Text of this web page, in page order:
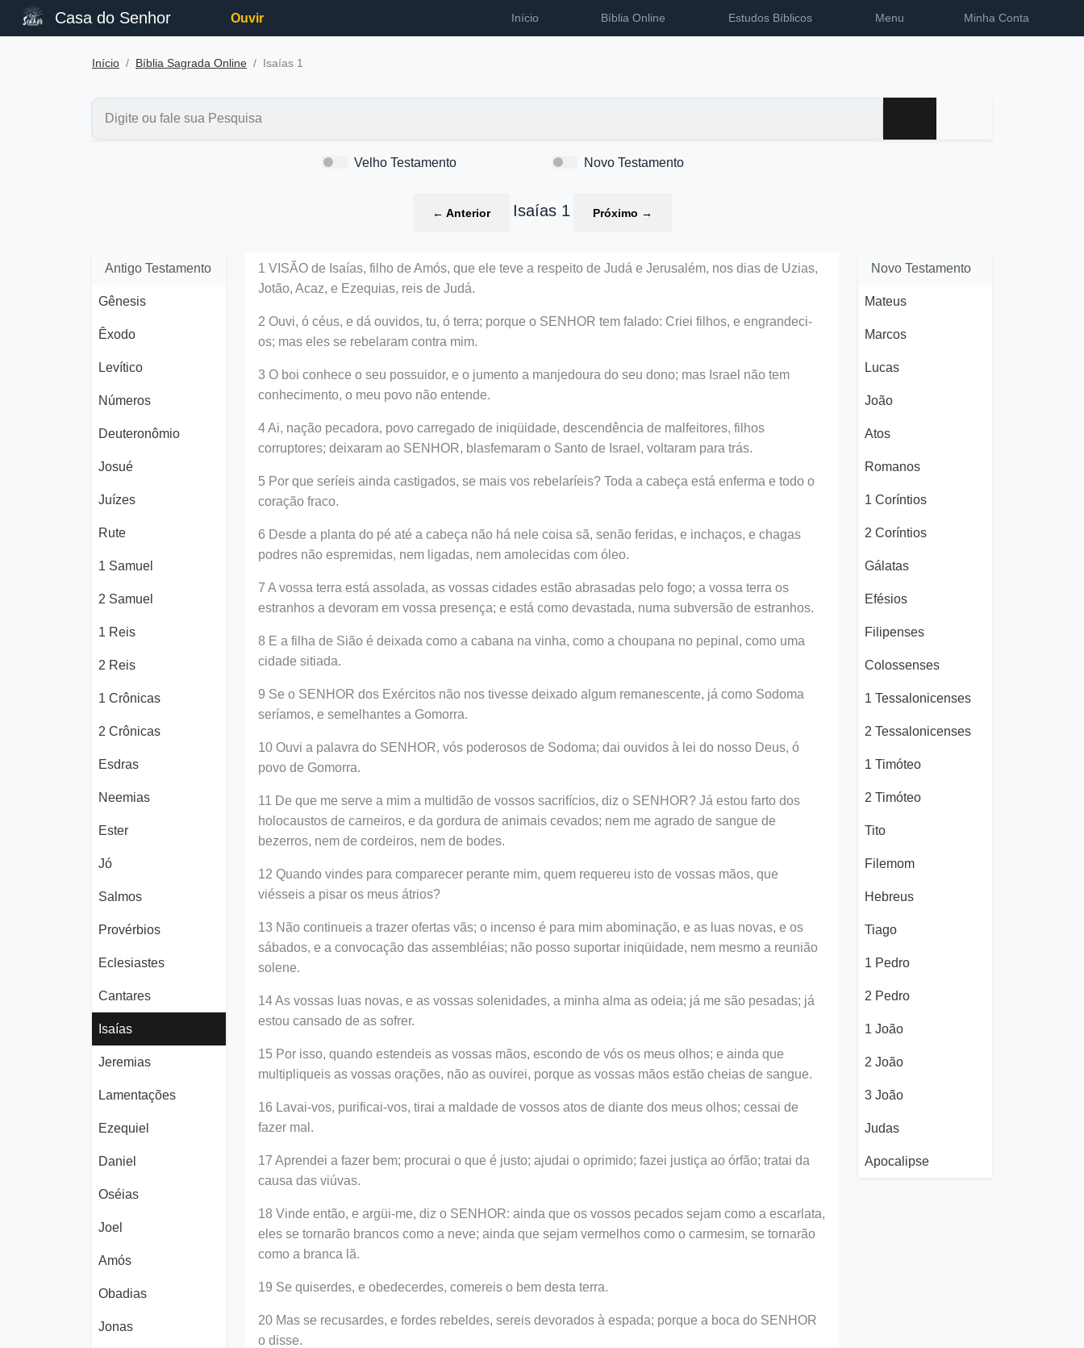
Casa do Senhor Ouvir Início Bíblia Online Estudos Bíblicos Menu Minha Conta
Início Bíblia Sagrada Online Isaías 1
Velho Testamento Novo Testamento
← Anterior Isaías 1 Próximo →
Antigo Testamento
Gênesis
Êxodo
Levítico
Números
Deuteronômio
Josué
Juízes
Rute
1 Samuel
2 Samuel
1 Reis
2 Reis
1 Crônicas
2 Crônicas
Esdras
Neemias
Ester
Jó
Salmos
Provérbios
Eclesiastes
Cantares
Isaías
Jeremias
Lamentações
Ezequiel
Daniel
Oséias
Joel
Amós
Obadias
Jonas
1 VISÃO de Isaías, filho de Amós, que ele teve a respeito de Judá e Jerusalém, nos dias de Uzias,
Jotão, Acaz, e Ezequias, reis de Judá.
2 Ouvi, ó céus, e dá ouvidos, tu, ó terra; porque o SENHOR tem falado: Criei filhos, e engrandeci-
os; mas eles se rebelaram contra mim.
3 O boi conhece o seu possuidor, e o jumento a manjedoura do seu dono; mas Israel não tem
conhecimento, o meu povo não entende.
4 Ai, nação pecadora, povo carregado de iniqüidade, descendência de malfeitores, filhos
corruptores; deixaram ao SENHOR, blasfemaram o Santo de Israel, voltaram para trás.
5 Por que seríeis ainda castigados, se mais vos rebelaríeis? Toda a cabeça está enferma e todo o
coração fraco.
6 Desde a planta do pé até a cabeça não há nele coisa sã, senão feridas, e inchaços, e chagas
podres não espremidas, nem ligadas, nem amolecidas com óleo.
7 A vossa terra está assolada, as vossas cidades estão abrasadas pelo fogo; a vossa terra os
estranhos a devoram em vossa presença; e está como devastada, numa subversão de estranhos.
8 E a filha de Sião é deixada como a cabana na vinha, como a choupana no pepinal, como uma
cidade sitiada.
9 Se o SENHOR dos Exércitos não nos tivesse deixado algum remanescente, já como Sodoma
seríamos, e semelhantes a Gomorra.
10 Ouvi a palavra do SENHOR, vós poderosos de Sodoma; dai ouvidos à lei do nosso Deus, ó
povo de Gomorra.
11 De que me serve a mim a multidão de vossos sacrifícios, diz o SENHOR? Já estou farto dos
holocaustos de carneiros, e da gordura de animais cevados; nem me agrado de sangue de
bezerros, nem de cordeiros, nem de bodes.
12 Quando vindes para comparecer perante mim, quem requereu isto de vossas mãos, que
viésseis a pisar os meus átrios?
13 Não continueis a trazer ofertas vãs; o incenso é para mim abominação, e as luas novas, e os
sábados, e a convocação das assembléias; não posso suportar iniqüidade, nem mesmo a reunião
solene.
14 As vossas luas novas, e as vossas solenidades, a minha alma as odeia; já me são pesadas; já
estou cansado de as sofrer.
15 Por isso, quando estendeis as vossas mãos, escondo de vós os meus olhos; e ainda que
multipliqueis as vossas orações, não as ouvirei, porque as vossas mãos estão cheias de sangue.
16 Lavai-vos, purificai-vos, tirai a maldade de vossos atos de diante dos meus olhos; cessai de
fazer mal.
17 Aprendei a fazer bem; procurai o que é justo; ajudai o oprimido; fazei justiça ao órfão; tratai da
causa das viúvas.
18 Vinde então, e argüi-me, diz o SENHOR: ainda que os vossos pecados sejam como a escarlata,
eles se tornarão brancos como a neve; ainda que sejam vermelhos como o carmesim, se tornarão
como a branca lã.
19 Se quiserdes, e obedecerdes, comereis o bem desta terra.
20 Mas se recusardes, e fordes rebeldes, sereis devorados à espada; porque a boca do SENHOR
o disse.
Novo Testamento
Mateus
Marcos
Lucas
João
Atos
Romanos
1 Coríntios
2 Coríntios
Gálatas
Efésios
Filipenses
Colossenses
1 Tessalonicenses
2 Tessalonicenses
1 Timóteo
2 Timóteo
Tito
Filemom
Hebreus
Tiago
1 Pedro
2 Pedro
1 João
2 João
3 João
Judas
Apocalipse